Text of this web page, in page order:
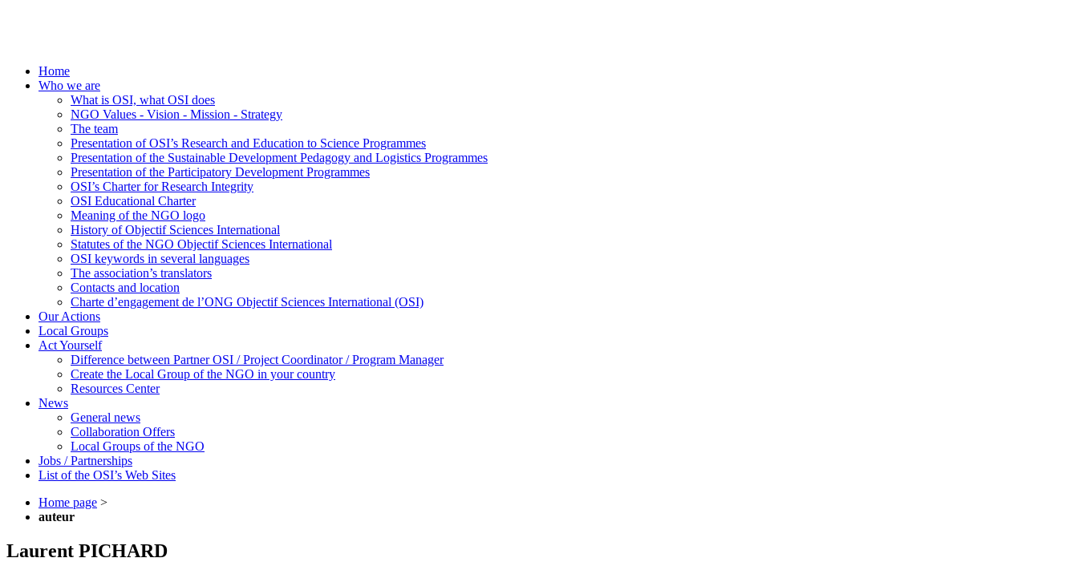
Home
Who we are
What is OSI, what OSI does
NGO Values - Vision - Mission - Strategy
The team
Presentation of OSI’s Research and Education to Science Programmes
Presentation of the Sustainable Development Pedagogy and Logistics Programmes
Presentation of the Participatory Development Programmes
OSI’s Charter for Research Integrity
OSI Educational Charter
Meaning of the NGO logo
History of Objectif Sciences International
Statutes of the NGO Objectif Sciences International
OSI keywords in several languages
The association’s translators
Contacts and location
Charte d’engagement de l’ONG Objectif Sciences International (OSI)
Our Actions
Local Groups
Act Yourself
Difference between Partner OSI / Project Coordinator / Program Manager
Create the Local Group of the NGO in your country
Resources Center
News
General news
Collaboration Offers
Local Groups of the NGO
Jobs / Partnerships
List of the OSI’s Web Sites
Home page >
auteur
Laurent PICHARD